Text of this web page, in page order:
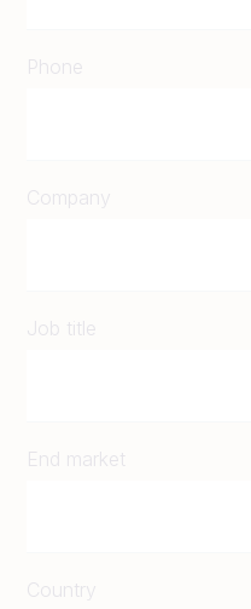
Phone
Company
Job title
End market
Country